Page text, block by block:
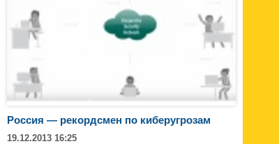
Россия — рекордсмен по киберугрозам
19.12.2013 16:25